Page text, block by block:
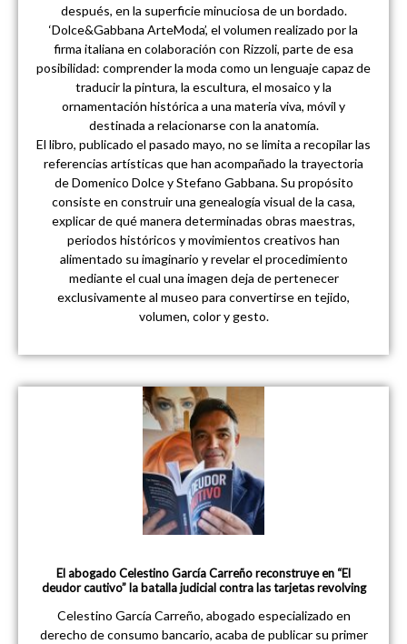
después, en la superficie minuciosa de un bordado.
‘Dolce&Gabbana ArteModa’, el volumen realizado por la
firma italiana en colaboración con Rizzoli, parte de esa
posibilidad: comprender la moda como un lenguaje capaz de
traducir la pintura, la escultura, el mosaico y la
ornamentación histórica a una materia viva, móvil y
destinada a relacionarse con la anatomía.
El libro, publicado el pasado mayo, no se limita a recopilar las
referencias artísticas que han acompañado la trayectoria
de Domenico Dolce y Stefano Gabbana. Su propósito
consiste en construir una genealogía visual de la casa,
explicar de qué manera determinadas obras maestras,
periodos históricos y movimientos creativos han
alimentado su imaginario y revelar el procedimiento
mediante el cual una imagen deja de pertenecer
exclusivamente al museo para convertirse en tejido,
volumen, color y gesto.
El abogado Celestino García Carreño reconstruye en “El
deudor cautivo” la batalla judicial contra las tarjetas revolving
Celestino García Carreño, abogado especializado en
derecho de consumo bancario, acaba de publicar su primer